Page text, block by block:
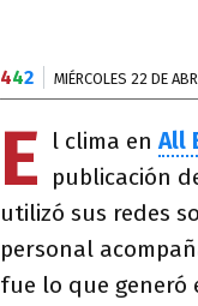
442 MIÉRCOLES 22 DE
E l clima enAll
publicación
utilizó sus redes
personal
fue lo que generó